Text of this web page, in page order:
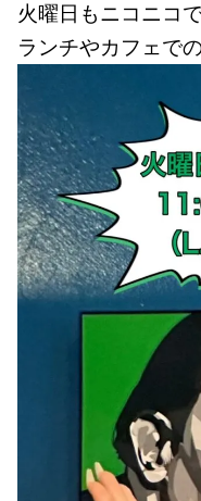
火曜日もニコニコ
ランチやカフェで